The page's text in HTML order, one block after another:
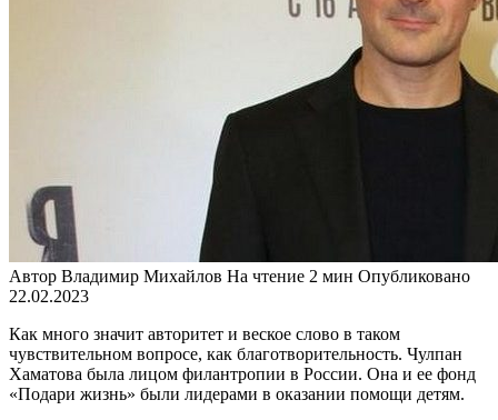
Автор Владимир Михайлов На чтение 2 мин Опубликовано
22.02.2023
Как много значит авторитет и веское слово в таком
чувствительном вопросе, как благотворительность. Чулпан
Хаматова была лицом филантропии в России. Она и ее фонд
«Подари жизнь» были лидерами в оказании помощи детям.